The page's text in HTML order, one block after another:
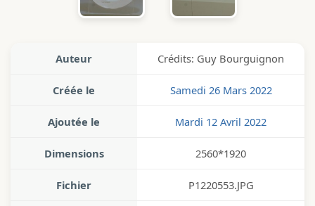
Auteur Crédits: Guy Bourguignon
Créée le Samedi 26 Mars 2022
Ajoutée le Mardi 12 Avril 2022
Dimensions 2560*1920
Fichier P1220553.JPG